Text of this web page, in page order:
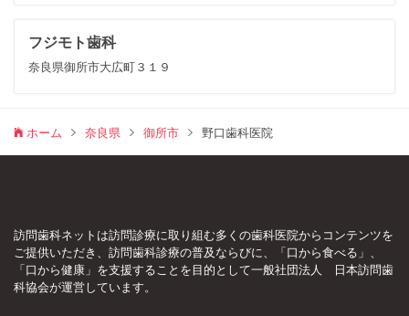
フジモト歯科
奈良県御所市大広町３１９
ホーム 奈良県 御所市 野口歯科医院
訪問歯科ネットは訪問診療に取り組む多くの歯科医院からコンテンツを
ご提供いただき、訪問歯科診療の普及ならびに、「口から食べる」、
「口から健康」を支援することを目的として一般社団法人 日本訪問歯
科協会が運営しています。